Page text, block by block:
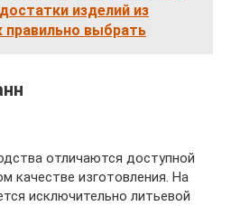
изделий из
правильно выбрать
отличаются доступной
качестве изготовления. На
исключительно литьевой